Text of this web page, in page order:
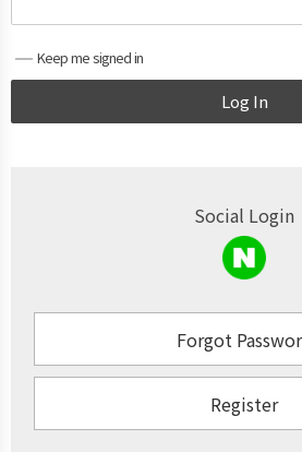
Keep me signed in
Log In
Social Login
Forgot
Register